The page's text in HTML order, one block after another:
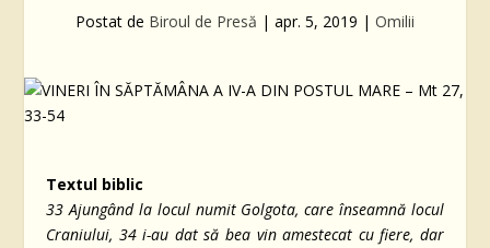
Postat de Biroul de Presă | apr. 5, 2019 | Omilii
Textul biblic
33 Ajungând la locul numit Golgota, care înseamnă locul
Craniului, 34i-au dat să bea vin amestecat cu fiere, dar